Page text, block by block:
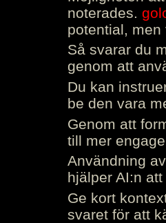
noterades.
potential, men
Så svarar du
genom att
Du kan
be den vara
Genom att
till mer
Användning
hjälper AI:n
Ge kort
svaret för att